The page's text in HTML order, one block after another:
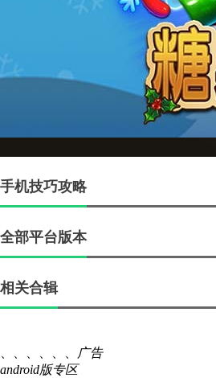
手机技巧攻略
全部平台版本
相关合辑
广告
android版专区